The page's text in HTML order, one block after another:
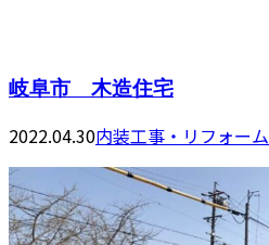
岐阜市 木造住宅
2022.04.30内装工事・リフォーム